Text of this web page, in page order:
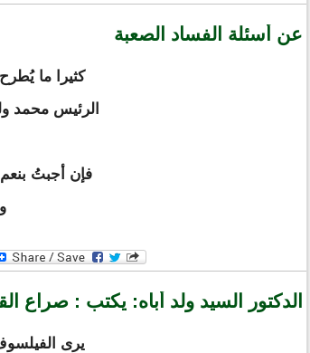
عن أسئلة الفساد الصعبة
كثيرا ما
الرئيس محمد
فإن أجبتُ
الدكتور السيد ولد أباه: يكتب : صراع
يرى